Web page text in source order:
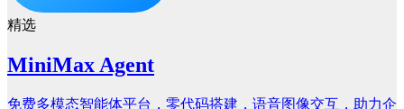
精选
MiniMax Agent
免费多模态智能体平台，零代码搭建，语音图像交互，助力企